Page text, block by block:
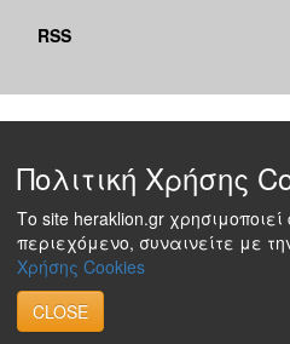
RSS
Πολιτική Χρήσης
Το site heraklion.gr
περιεχόμενο, συναινείτε με
Χρήσης Cookies
CLOSE